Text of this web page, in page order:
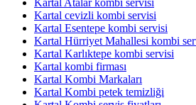
Kartal cevizli kombi servisi
Kartal Esentepe kombi servisi
Kartal Hürriyet Mahallesi kombi
Kartal Karlıktepe kombi servisi
Kartal kombi firması
Kartal Kombi Markaları
Kartal Kombi petek temizliği